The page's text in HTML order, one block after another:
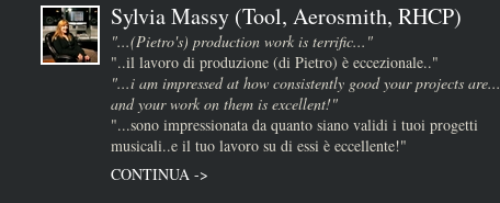
Sylvia Massy (Tool, Aerosmith, RHCP)
"...(Pietro's) production work is terrific..."
"..il lavoro di produzione (di Pietro) è eccezionale.."
"...i am impressed at how consistently good your projects are...
and your work on them is excellent!"
"...sono impressionata da quanto siano validi i tuoi progetti
musicali..e il tuo lavoro su di essi è eccellente!"
CONTINUA ->